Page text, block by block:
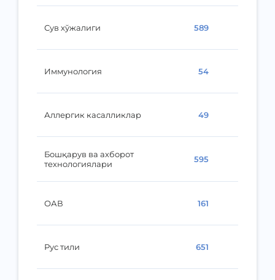
Сув хўжалиги 589
Иммунология 54
Аллергик касалликлар 49
Бошқарув ва ахборот
технологиялари
595
ОАВ 161
Рус тили 651